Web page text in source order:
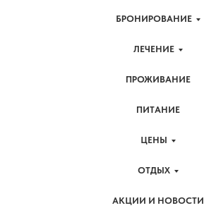
БРОНИРОВАНИЕ
ЛЕЧЕНИЕ
ПРОЖИВАНИЕ
ПИТАНИЕ
ЦЕНЫ
ОТДЫХ
АКЦИИ И НОВОСТИ